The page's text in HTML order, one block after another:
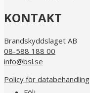
KONTAKT
Brandskyddslaget AB
08-588 188 00
info@bsl.se
Policy för databehandling